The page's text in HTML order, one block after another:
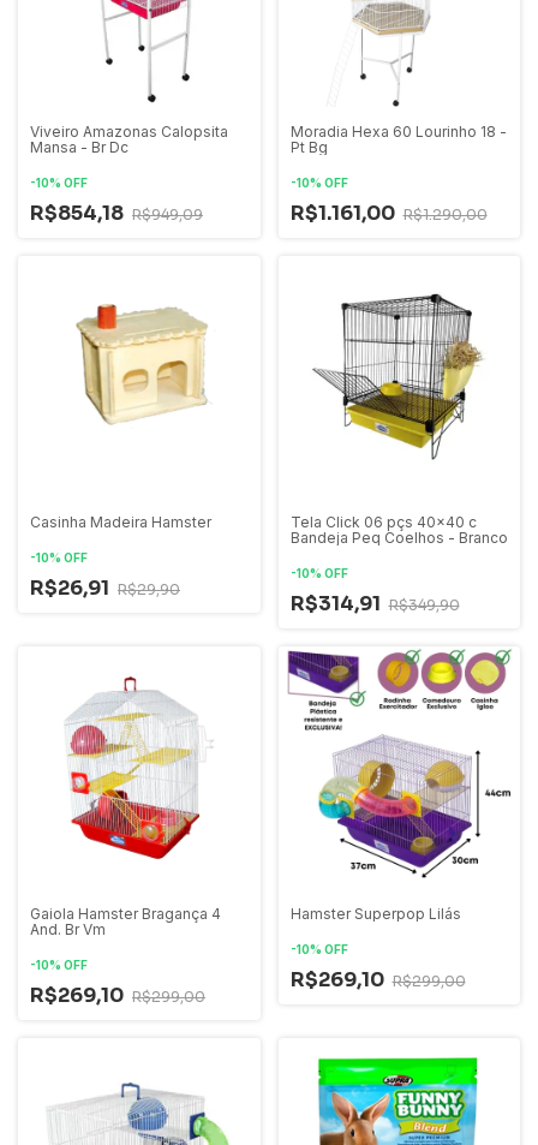
Viveiro Amazonas Calopsita
Mansa - Br Dc
-10% OFF
R$854,18 R$949,09
Moradia Hexa 60 Lourinho 18 -
Pt Bg
-10% OFF
R$1.161,00 R$1.290,00
Casinha Madeira Hamster
-10% OFF
R$26,91 R$29,90
Tela Click 06 pçs 40x40 c
Bandeja Peq Coelhos - Branco
-10% OFF
R$314,91 R$349,90
Gaiola Hamster Bragança 4
And. Br Vm
-10% OFF
R$269,10 R$299,00
Hamster Superpop Lilás
-10% OFF
R$269,10 R$299,00